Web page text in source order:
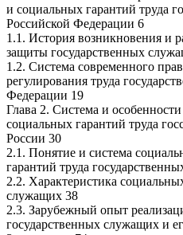
и социальных гарантий труда
Российской Федерации 6
1.1. История возникновения и
защиты государственных
1.2. Система современного
регулирования труда
Федерации 19
Глава 2. Система и
социальных гарантий труда
России 30
2.1. Понятие и система
гарантий труда
2.2. Характеристика
служащих 38
2.3. Зарубежный опыт
государственных служащих и